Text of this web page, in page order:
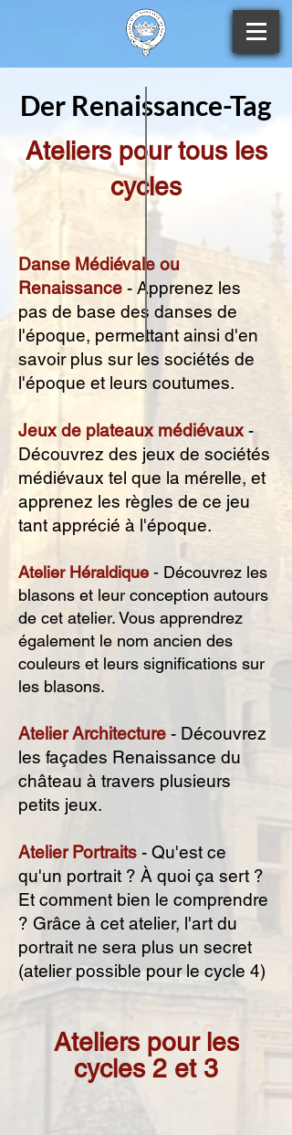
Der Renaissance-Tag
Ateliers pour tous les
cycles
Danse Médiévale ou
Renaissance - Apprenez les
pas de base des danses de
l'époque, permettant ainsi d'en
savoir plus sur les sociétés de
l'époque et leurs coutumes.
Jeux de plateaux médiévaux -
Découvrez des jeux de sociétés
médiévaux tel que la mérelle, et
apprenez les règles de ce jeu
tant apprécié à l'époque.
Atelier Héraldique - Découvrez les
blasons et leur conception autours
de cet atelier. Vous apprendrez
également le nom ancien des
couleurs et leurs significations sur
les blasons.
Atelier Architecture - Découvrez
les façades Renaissance du
château à travers plusieurs
petits jeux.
Atelier Portraits - Qu'est ce
qu'un portrait ? À quoi ça sert ?
Et comment bien le comprendre
? Grâce à cet atelier, l'art du
portrait ne sera plus un secret
(atelier possible pour le cycle 4)
Ateliers pour les
cycles 2 et 3